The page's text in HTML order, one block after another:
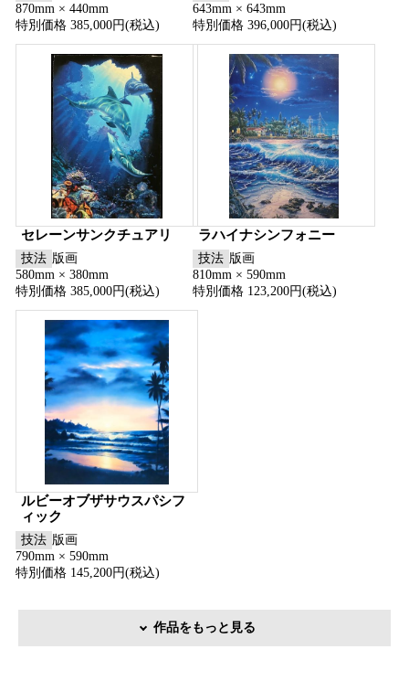
870mm × 440mm
特別価格 385,000円(税込)
643mm × 643mm
特別価格 396,000円(税込)
セレーンサンクチュアリ
技法 版画
580mm × 380mm
特別価格 385,000円(税込)
ラハイナシンフォニー
技法 版画
810mm × 590mm
特別価格 123,200円(税込)
ルビーオブザサウスパシフ
ィック
技法 版画
790mm × 590mm
特別価格 145,200円(税込)
作品をもっと見る